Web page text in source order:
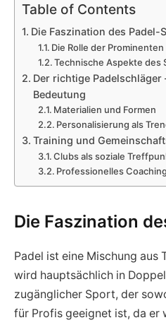
Table of Contents
Die Faszination des Padel-
Die Rolle der Prominenten
Technische Aspekte des
Der richtige
Bedeutung
Materialien und Formen
Personalisierung als
Training und
Clubs als soziale
Professionelles Coaching
Die Faszination
Padel ist eine Mischung aus
wird hauptsächlich in
zugänglicher Sport, der
für Profis geeignet ist, da er